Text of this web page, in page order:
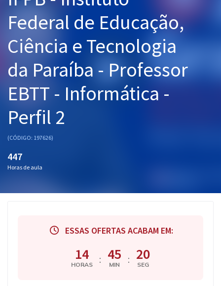
Graduação
Mentorias
Questões grátis
Conteúdo gratuito
Blog
Aprovados
Federal de Educação,
Ciência e Tecnologia
da Paraíba - Professor
EBTT - Informática -
Perfil 2
(CÓDIGO: 197626)
447
Horas de aula
ESSAS OFERTAS ACABAM EM:
14
HORAS : 45
MIN : 20
SEG